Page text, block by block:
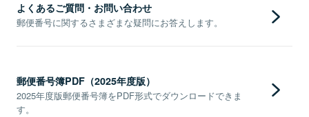
よくあるご質問・お問い合わせ
郵便番号に関するさまざまな疑問にお答えします。
郵便番号簿PDF（2025年度版）
2025年度版郵便番号簿をPDF形式でダウンロードできま
す。